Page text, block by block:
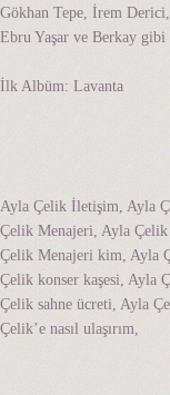
Gökhan Tepe, İrem
Ebru Yaşar ve Berkay
İlk Albüm: Lavanta
Ayla Çelik İletişim, Ayla
Çelik Menajeri, Ayla
Çelik Menajeri kim, Ayla
Çelik konser kaşesi, Ayla
Çelik sahne ücreti, Ayla
Çelik’e nasıl ulaşırım,